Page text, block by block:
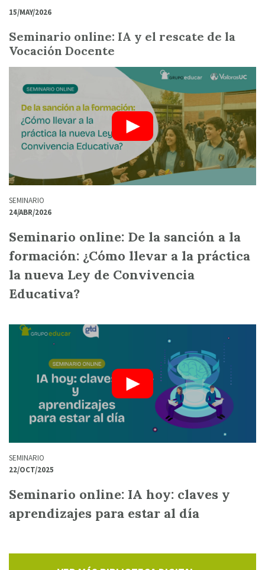
15/MAY/2026
Seminario online: IA y el rescate de la
Vocación Docente
SEMINARIO
24/ABR/2026
Seminario online: De la sanción a la
formación: ¿Cómo llevar a la práctica
la nueva Ley de Convivencia
Educativa?
SEMINARIO
22/OCT/2025
Seminario online: IA hoy: claves y
aprendizajes para estar al día